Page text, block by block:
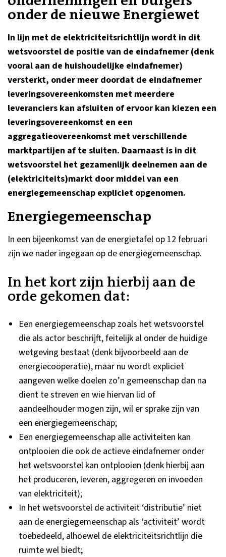
onder de nieuwe Energiewet
In lijn met de elektriciteitsrichtlijn wordt in dit
wetsvoorstel de positie van de eindafnemer (denk
vooral aan de huishoudelijke eindafnemer)
versterkt, onder meer doordat de eindafnemer
leveringsovereenkomsten met meerdere
leveranciers kan afsluiten of ervoor kan kiezen een
leveringsovereenkomst en een
aggregatieovereenkomst met verschillende
marktpartijen af te sluiten. Daarnaast is in dit
wetsvoorstel het gezamenlijk deelnemen aan de
(elektriciteits)markt door middel van een
energiegemeenschap expliciet opgenomen.
Energiegemeenschap
In een bijeenkomst van de energietafel op 12 februari
zijn we nader ingegaan op de energiegemeenschap.
In het kort zijn hierbij aan de
orde gekomen dat:
Een energiegemeenschap zoals het wetsvoorstel
die als actor beschrijft, feitelijk al onder de huidige
wetgeving bestaat (denk bijvoorbeeld aan de
energiecoöperatie), maar nu wordt expliciet
aangeven welke doelen zo’n gemeenschap dan na
dient te streven en wie hiervan lid of
aandeelhouder mogen zijn, wil er sprake zijn van
een energiegemeenschap;
Een energiegemeenschap alle activiteiten kan
ontplooien die ook de actieve eindafnemer onder
het wetsvoorstel kan ontplooien (denk hierbij aan
het produceren, leveren, aggregeren en invoeden
van elektriciteit);
In het wetsvoorstel de activiteit ‘distributie’ niet
aan de energiegemeenschap als ‘activiteit’ wordt
toebedeeld, alhoewel de elektriciteitsrichtlijn die
ruimte wel biedt;